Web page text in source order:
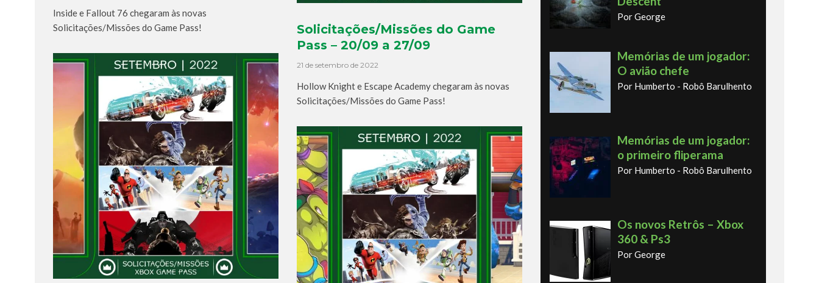
Inside e Fallout 76 chegaram às novas
Solicitações/Missões do Game Pass!
Solicitações/Missões do Game
Pass – 20/09 a 27/09
21 de setembro de 2022
Hollow Knight e Escape Academy chegaram às novas
Solicitações/Missões do Game Pass!
Por George
Memórias de um jogador:
O avião chefe
Por Humberto - Robô Barulhento
Memórias de um jogador:
o primeiro fliperama
Por Humberto - Robô Barulhento
Os novos Retrôs – Xbox
360 & Ps3
Por George